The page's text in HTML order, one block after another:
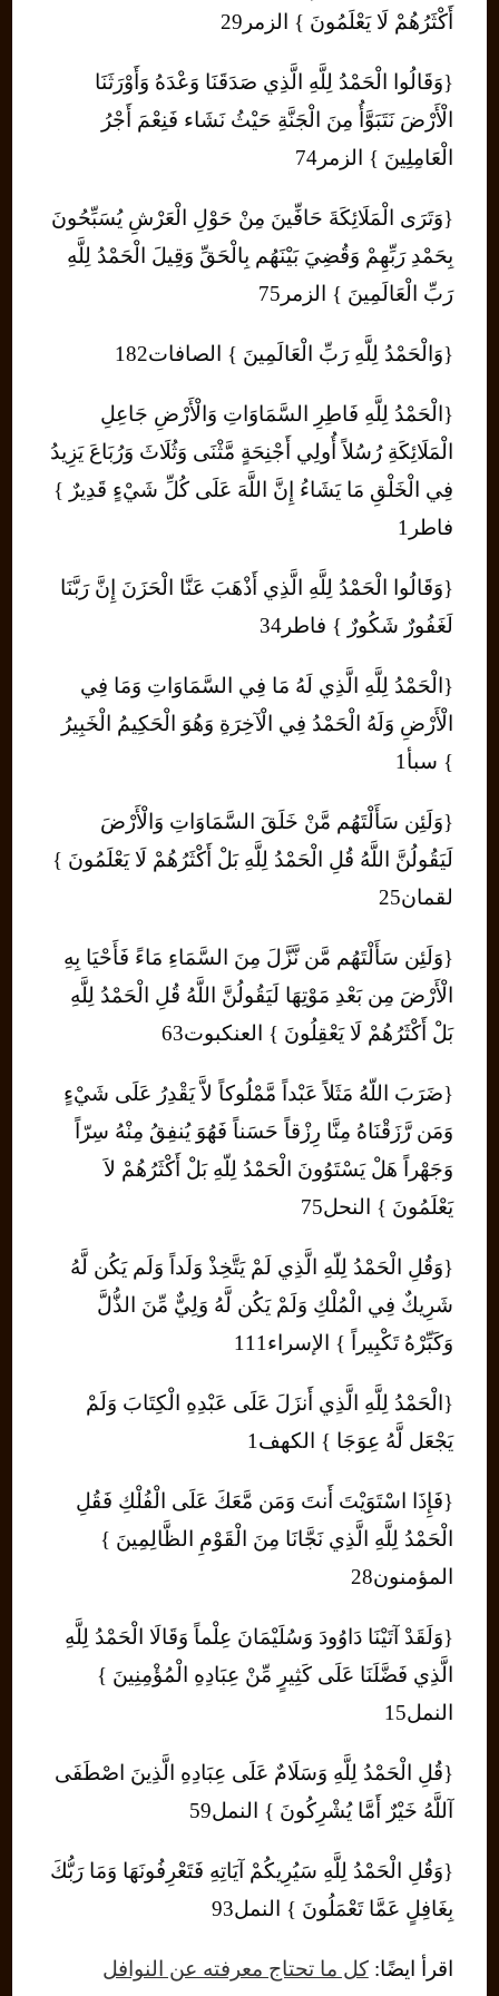
أَكْثَرُهُمْ لَا يَعْلَمُونَ } الزمر29
{وَقَالُوا الْحَمْدُ لِلَّهِ الَّذِي صَدَقَنَا وَعْدَهُ وَأَوْرَثَنَا
الْأَرْضَ نَتَبَوَّأُ مِنَ الْجَنَّةِ حَيْثُ نَشَاء فَنِعْمَ أَجْرُ
الْعَامِلِينَ } الزمر74
{وَتَرَى الْمَلَائِكَةَ حَافِّينَ مِنْ حَوْلِ الْعَرْشِ يُسَبِّحُونَ
بِحَمْدِ رَبِّهِمْ وَقُضِيَ بَيْنَهُم بِالْحَقِّ وَقِيلَ الْحَمْدُ لِلَّهِ
رَبِّ الْعَالَمِينَ } الزمر75
{وَالْحَمْدُ لِلَّهِ رَبِّ الْعَالَمِينَ } الصافات182
{الْحَمْدُ لِلَّهِ فَاطِرِ السَّمَاوَاتِ وَالْأَرْضِ جَاعِلِ
الْمَلَائِكَةِ رُسُلاً أُولِي أَجْنِحَةٍ مَّثْنَى وَثُلَاثَ وَرُبَاعَ يَزِيدُ
فِي الْخَلْقِ مَا يَشَاءُ إِنَّ اللَّهَ عَلَى كُلِّ شَيْءٍ قَدِيرٌ }
فاطر1
{وَقَالُوا الْحَمْدُ لِلَّهِ الَّذِي أَذْهَبَ عَنَّا الْحَزَنَ إِنَّ رَبَّنَا
لَغَفُورٌ شَكُورٌ } فاطر34
{الْحَمْدُ لِلَّهِ الَّذِي لَهُ مَا فِي السَّمَاوَاتِ وَمَا فِي
الْأَرْضِ وَلَهُ الْحَمْدُ فِي الْآخِرَةِ وَهُوَ الْحَكِيمُ الْخَبِيرُ
} سبأ1
{وَلَئِن سَأَلْتَهُم مَّنْ خَلَقَ السَّمَاوَاتِ وَالْأَرْضَ
لَيَقُولُنَّ اللَّهُ قُلِ الْحَمْدُ لِلَّهِ بَلْ أَكْثَرُهُمْ لَا يَعْلَمُونَ }
لقمان25
{وَلَئِن سَأَلْتَهُم مَّن نَّزَّلَ مِنَ السَّمَاءِ مَاءً فَأَحْيَا بِهِ
الْأَرْضَ مِن بَعْدِ مَوْتِهَا لَيَقُولُنَّ اللَّهُ قُلِ الْحَمْدُ لِلَّهِ
بَلْ أَكْثَرُهُمْ لَا يَعْقِلُونَ } العنكبوت63
{ضَرَبَ اللّهُ مَثَلاً عَبْداً مَّمْلُوكاً لاَّ يَقْدِرُ عَلَى شَيْءٍ
وَمَن رَّزَقْنَاهُ مِنَّا رِزْقاً حَسَناً فَهُوَ يُنفِقُ مِنْهُ سِرّاً
وَجَهْراً هَلْ يَسْتَوُونَ الْحَمْدُ لِلّهِ بَلْ أَكْثَرُهُمْ لاَ
يَعْلَمُونَ } النحل75
{وَقُلِ الْحَمْدُ لِلّهِ الَّذِي لَمْ يَتَّخِذْ وَلَداً وَلَم يَكُن لَّهُ
شَرِيكٌ فِي الْمُلْكِ وَلَمْ يَكُن لَّهُ وَلِيٌّ مِّنَ الذُّلَّ
وَكَبِّرْهُ تَكْبِيراً } الإسراء111
{الْحَمْدُ لِلَّهِ الَّذِي أَنزَلَ عَلَى عَبْدِهِ الْكِتَابَ وَلَمْ
يَجْعَل لَّهُ عِوَجَا } الكهف1
{فَإِذَا اسْتَوَيْتَ أَنتَ وَمَن مَّعَكَ عَلَى الْفُلْكِ فَقُلِ
الْحَمْدُ لِلَّهِ الَّذِي نَجَّانَا مِنَ الْقَوْمِ الظَّالِمِينَ }
المؤمنون28
{وَلَقَدْ آتَيْنَا دَاوُودَ وَسُلَيْمَانَ عِلْماً وَقَالَا الْحَمْدُ لِلَّهِ
الَّذِي فَضَّلَنَا عَلَى كَثِيرٍ مِّنْ عِبَادِهِ الْمُؤْمِنِينَ }
النمل15
{قُلِ الْحَمْدُ لِلَّهِ وَسَلَامٌ عَلَى عِبَادِهِ الَّذِينَ اصْطَفَى
آللَّهُ خَيْرٌ أَمَّا يُشْرِكُونَ } النمل59
{وَقُلِ الْحَمْدُ لِلَّهِ سَيُرِيكُمْ آيَاتِهِ فَتَعْرِفُونَهَا وَمَا رَبُّكَ
بِغَافِلٍ عَمَّا تَعْمَلُونَ } النمل93
اقرأ ايضًا:كل ما تحتاج معرفته عن النوافل